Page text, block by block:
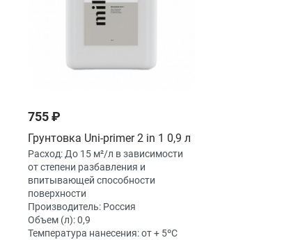
755 ₽
Грунтовка Uni-primer 2 in 1 0,9 л
Расход: До 15 м²/л в зависимости
от степени разбавления и
впитывающей способности
поверхности
Производитель: Россия
Объем (л):0,9
Температура нанесения:от + 5ºС